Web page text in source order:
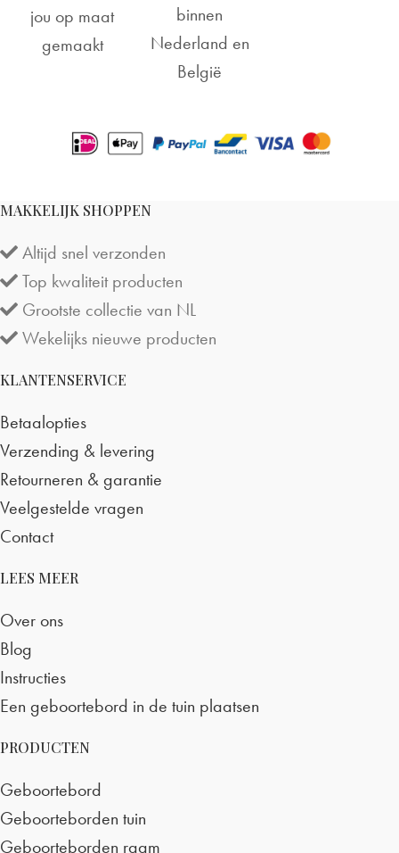
jou op maat
gemaakt
binnen
Nederland en
België
MAKKELIJK SHOPPEN
Altijd snel verzonden
Top kwaliteit producten
Grootste collectie van NL
Wekelijks nieuwe producten
KLANTENSERVICE
Betaalopties
Verzending & levering
Retourneren & garantie
Veelgestelde vragen
Contact
LEES MEER
Over ons
Blog
Instructies
Een geboortebord in de tuin plaatsen
PRODUCTEN
Geboortebord
Geboorteborden tuin
Geboorteborden raam